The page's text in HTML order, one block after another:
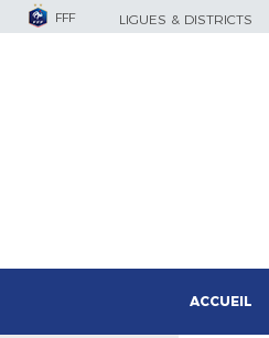
FFF LIGUES & DISTRICTS
ACCUEIL